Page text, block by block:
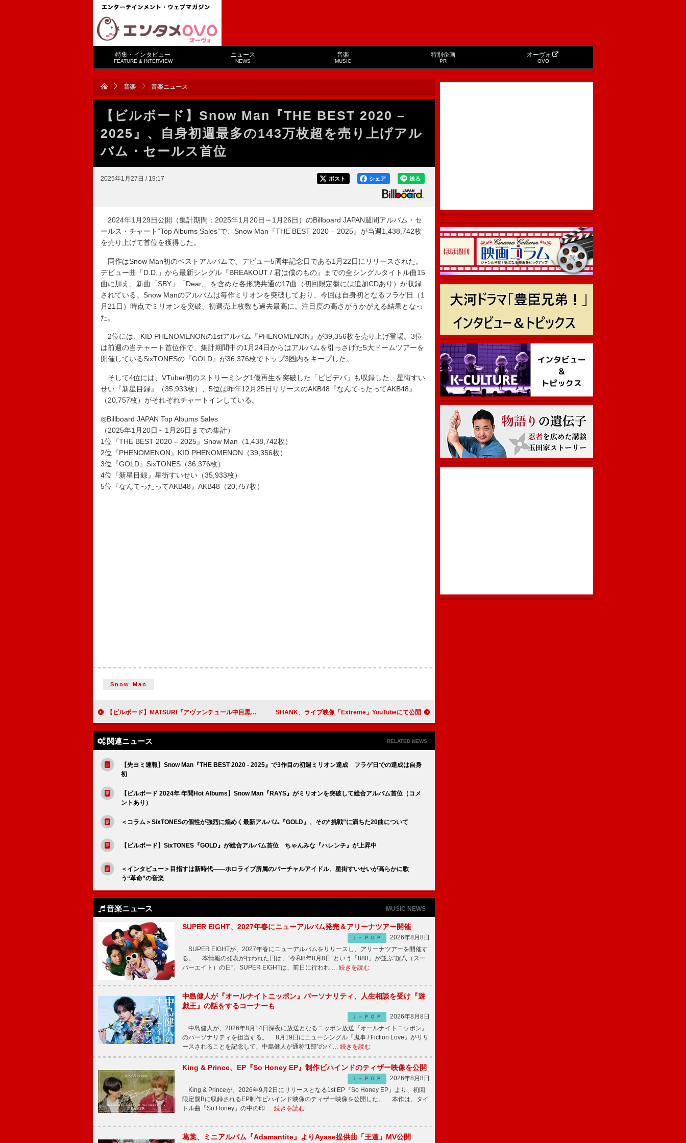
特集・インタビュー
FEATURE & INTERVIEW
ニュース
NEWS
音楽
MUSIC
特別企画
PR
オーヴォ
OVO
音楽 音楽ニュース
【ビルボード】Snow Man『THE BEST 2020 –
2025』、自身初週最多の143万枚超を売り上げアル
バム・セールス首位
2025年1月27日 / 19:17 送る
シェア
ポスト
2024年1月29日公開（集計期間：2025年1月20日～1月26日）のBillboard JAPAN週間アルバム・セ
ールス・チャート“Top Albums Sales”で、Snow Man『THE BEST 2020 – 2025』が当週1,438,742枚
を売り上げて首位を獲得した。
同作はSnow Man初のベストアルバムで、デビュー5周年記念日である1月22日にリリースされた。
デビュー曲「D.D.」から最新シングル『BREAKOUT / 君は僕のもの』までの全シングルタイトル曲15
曲に加え、新曲「SBY」「Dear,」を含めた各形態共通の17曲（初回限定盤には追加CDあり）が収録
されている。Snow Manのアルバムは毎作ミリオンを突破しており、今回は自身初となるフラゲ日（1
月21日）時点でミリオンを突破、初週売上枚数も過去最高に。注目度の高さがうかがえる結果となっ
た。
2位には、KID PHENOMENONの1stアルバム『PHENOMENON』が39,356枚を売り上げ登場。3位
は前週の当チャート首位作で、集計期間中の1月24日からはアルバムを引っさげた5大ドームツアーを
開催しているSixTONESの『GOLD』が36,376枚でトップ3圏内をキープした。
そして4位には、VTuber初のストリーミング1億再生を突破した「ビビデバ」も収録した、星街すい
せい『新星目録』（35,933枚）、5位は昨年12月25日リリースのAKB48『なんてったってAKB48』
（20,757枚）がそれぞれチャートインしている。
◎Billboard JAPAN Top Albums Sales
（2025年1月20日～1月26日までの集計）
1位『THE BEST 2020 – 2025』Snow Man（1,438,742枚）
2位『PHENOMENON』KID PHENOMENON（39,356枚）
3位『GOLD』SixTONES（36,376枚）
4位『新星目録』星街すいせい（35,933枚）
5位『なんてったってAKB48』AKB48（20,757枚）
Snow Man
【ビルボード】MATSURI『アヴァンチュール中目黒』4.6万枚でシングル1位 SHANK、ライブ映像「Extreme」YouTubeにて公開
関連ニュース RELATED NEWS
【先ヨミ速報】Snow Man『THE BEST 2020 - 2025』で3作目の初週ミリオン達成 フラゲ日での達成は自身
初
【ビルボード 2024年 年間Hot Albums】Snow Man『RAYS』がミリオンを突破して総合アルバム首位（コメ
ントあり）
＜コラム＞SixTONESの個性が強烈に煌めく最新アルバム『GOLD』、その“挑戦”に満ちた20曲について
【ビルボード】SixTONES『GOLD』が総合アルバム首位 ちゃんみな『ハレンチ』が上昇中
＜インタビュー＞目指すは新時代――ホロライブ所属のバーチャルアイドル、星街すいせいが高らかに歌
う“革命”の音楽
音楽ニュース MUSIC NEWS
SUPER EIGHT、2027年春にニューアルバム発売＆アリーナツアー開催
Ｊ－ＰＯＰ
2026年8月8日
SUPER EIGHTが、2027年春にニューアルバムをリリースし、アリーナツアーを開催す
る。 本情報の発表が行われた日は、“令和8年8月8日”という「888」が並ぶ“超八（スー
パーエイト）の日”。SUPER EIGHTは、前日に行われ … 続きを読む
中島健人が『オールナイトニッポン』パーソナリティ、人生相談を受け『遊
戯王』の話をするコーナーも
Ｊ－ＰＯＰ
2026年8月8日
中島健人が、2026年8月14日深夜に放送となるニッポン放送『オールナイトニッポン』
のパーソナリティを担当する。 8月19日にニューシングル『鬼事 / Fiction Love』がリリ
ースされることを記念して、中島健人が通称“1部”のパ … 続きを読む
King & Prince、EP『So Honey EP』制作ビハインドのティザー映像を公開
Ｊ－ＰＯＰ
2026年8月8日
King & Princeが、2026年9月2日にリリースとなる1st EP『So Honey EP』より、初回
限定盤Bに収録されるEP制作ビハインド映像のティザー映像を公開した。 本作は、タイ
トル曲「So Honey」の中の印 … 続きを読む
葛葉、ミニアルバム『Adamantite』よりAyase提供曲「王道」MV公開